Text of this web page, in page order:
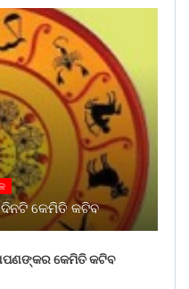
କେମିତି କଟିବ
କେମିତି କଟିବ